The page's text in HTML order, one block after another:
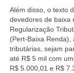
Além disso, o texto
devedores de baixa
Regularização
(Pert-Baixa
tributárias, sejam
até R$ 5 mil com
R$ 5.000,01 e R$